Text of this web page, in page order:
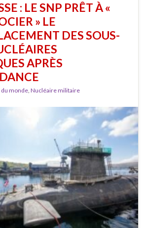
: LE SNP PRÊT À «
» LE
DES SOUS-
APRÈS
monde, Nucléaire militaire